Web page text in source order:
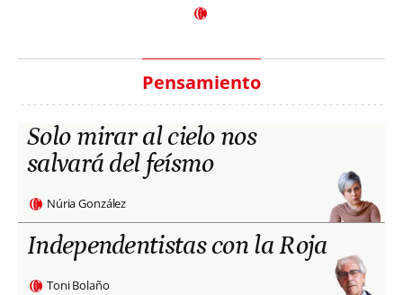
Pensamiento
Solo mirar al cielo nos
salvará del feísmo
Núria González
Independentistas con la Roja
Toni Bolaño